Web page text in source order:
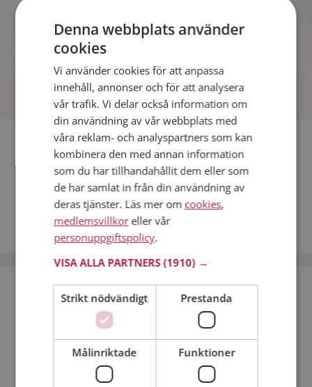
på det och mängder av andra
spännande fakta.
Fler singlar
Fler singelmän från Kramfors:Tomas,Björnmys,Patrik
Kvinnor från Kramfors
Dejta kvinnor i Sverige
Dejta män i Sverige
Bli medlem utan kostnad!
Min ålder:
Denna webbplats använder
cookies
Vi använder cookies för att anpassa
innehåll, annonser och för att analysera
vår trafik. Vi delar också information om
din användning av vår webbplats med
våra reklam- och analyspartners som kan
kombinera den med annan information
som du har tillhandahållit dem eller som
de har samlat in från din användning av
deras tjänster. Läs mer om cookies,
medlemsvillkoreller vår
personuppgiftspolicy.
VISA ALLA PARTNERS(1910) →
Strikt nödvändigt Prestanda
Målinriktade Funktioner